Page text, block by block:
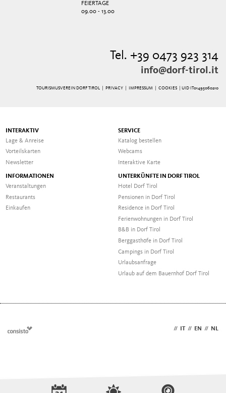
FEIERTAGE
09.00 - 13.00
Tel. +39 0473 923 314
info@dorf-tirol.it
TOURISMUSVEREIN DORF TIROL | PRIVACY| IMPRESSUM| COOKIES | UID IT01495060210
INTERAKTIV
Lage & Anreise
Vorteilskarten
Newsletter
SERVICE
Katalog bestellen
Webcams
Interaktive Karte
INFORMATIONEN
Veranstaltungen
Restaurants
Einkaufen
UNTERKÜNFTE IN DORF TIROL
Hotel Dorf Tirol
Pensionen in Dorf Tirol
Residence in Dorf Tirol
Ferienwohnungen in Dorf Tirol
B&B in Dorf Tirol
Berggasthöfe in Dorf Tirol
Campings in Dorf Tirol
Urlaubsanfrage
Urlaub auf dem Bauernhof Dorf Tirol
// // EN // NL